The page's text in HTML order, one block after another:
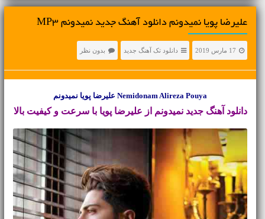
علیرضا پویا نمیدونم دانلود آهنگ جدید نمیدونم MP3
17 مارس 2019 دانلود تک آهنگ جدید بدون نظر
Nemidonam Alireza Pouya علیرضا پویا نمیدونم
دانلود آهنگ جدید نمیدونم از علیرضا پویا با سرعت و کیفیت بالا